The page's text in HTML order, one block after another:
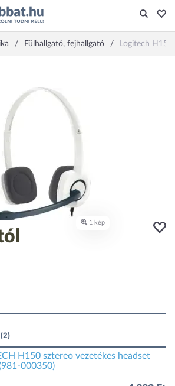
Fülhallgató, fejhallgató Logitech H150
H150 sztereo vezetékes headset
000350)